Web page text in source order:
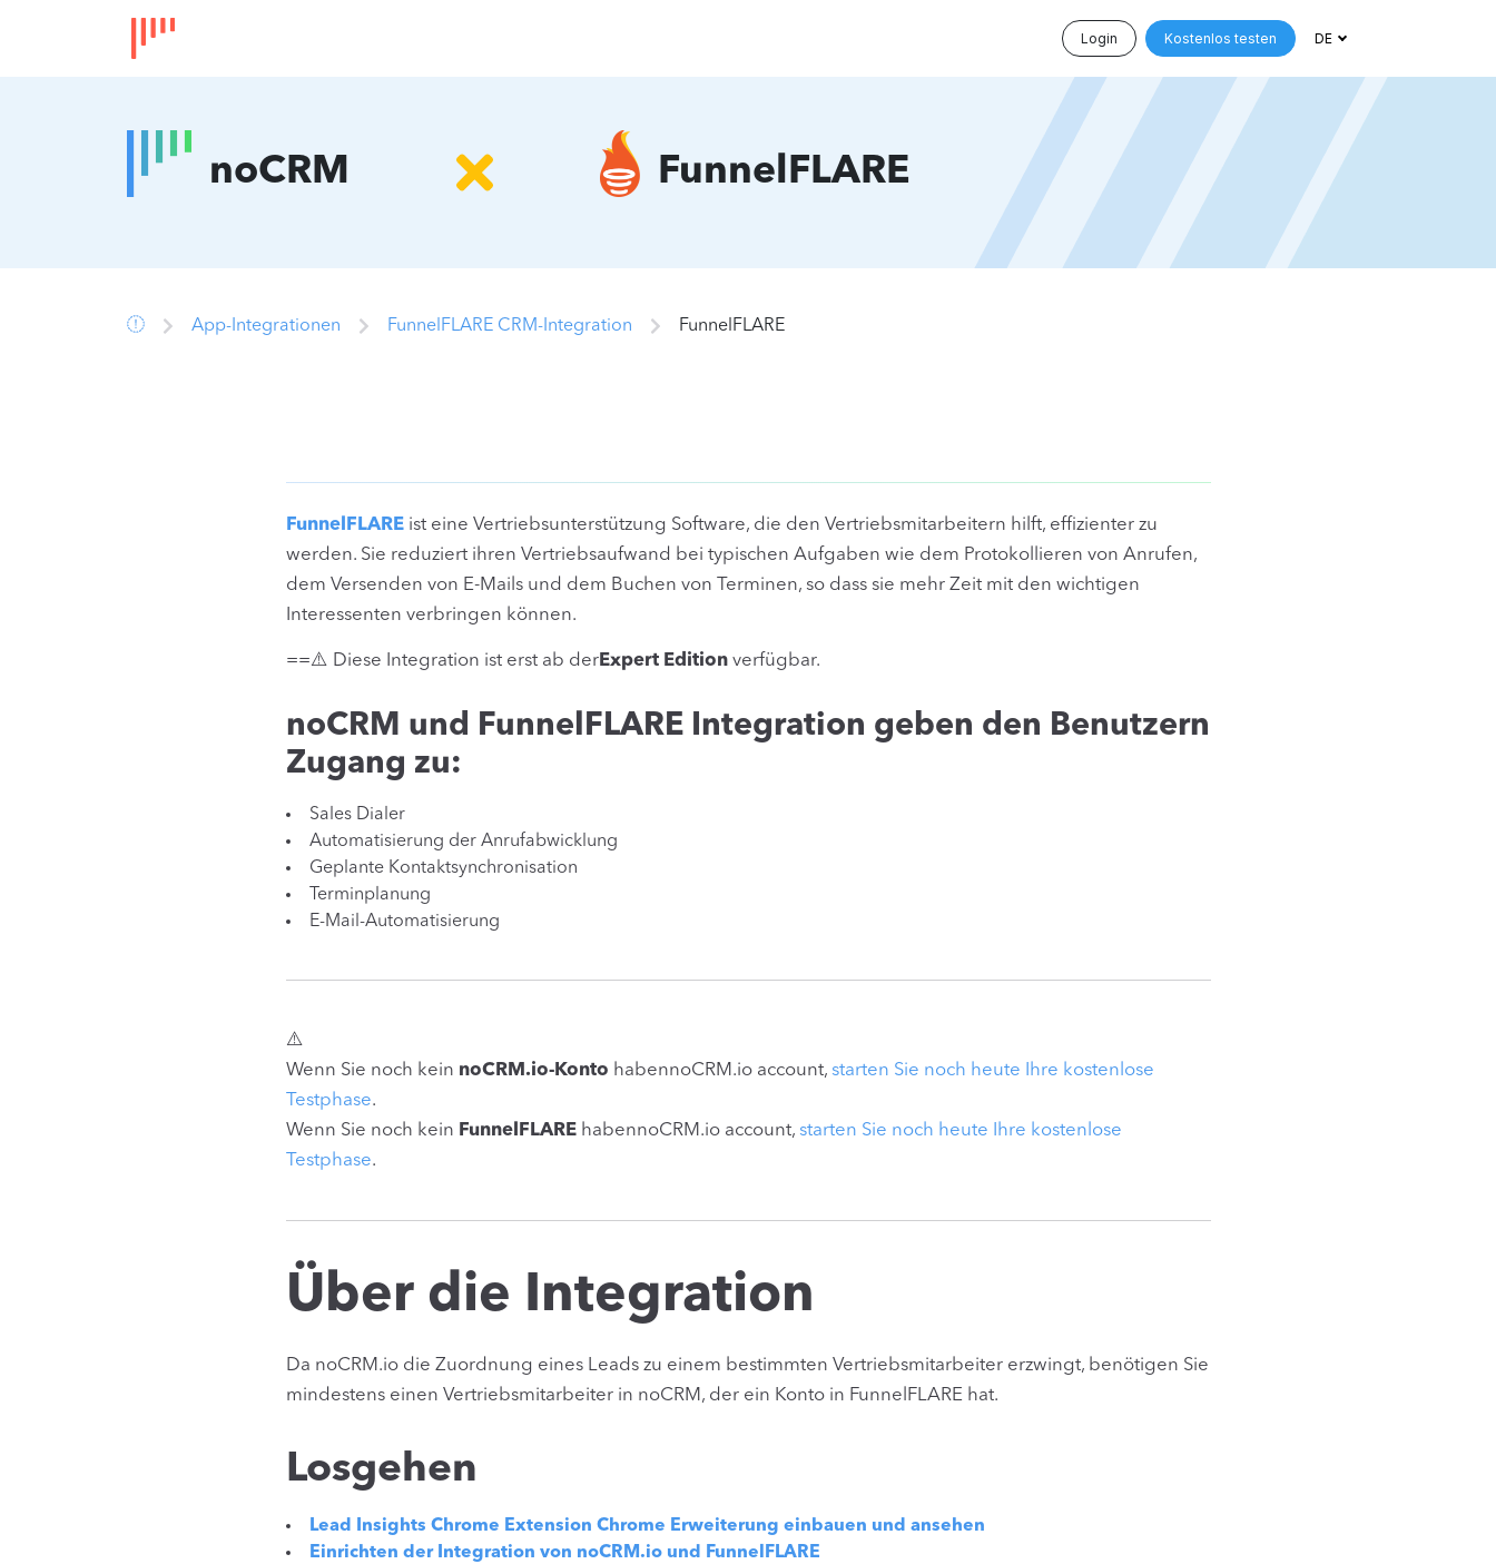
Login Kostenlos testen DE
noCRM FunnelFLARE
App-Integrationen FunnelFLARE CRM-Integration FunnelFLARE
FunnelFLAREist eine Vertriebsunterstützung Software, die den Vertriebsmitarbeitern hilft, effizienter zu
werden. Sie reduziert ihren Vertriebsaufwand bei typischen Aufgaben wie dem Protokollieren von Anrufen,
dem Versenden von E-Mails und dem Buchen von Terminen, so dass sie mehr Zeit mit den wichtigen
Interessenten verbringen können.
==⚠️ Diese Integration ist erst ab derExpert Editionverfügbar.
noCRM und FunnelFLARE Integration geben den Benutzern
Zugang zu:
Sales Dialer
Automatisierung der Anrufabwicklung
Geplante Kontaktsynchronisation
Terminplanung
E-Mail-Automatisierung
⚠️
Wenn Sie noch kein noCRM.io-Konto habennoCRM.io account, starten Sie noch heute Ihre kostenlose
Testphase.
Wenn Sie noch kein FunnelFLAREhabennoCRM.io account, starten Sie noch heute Ihre kostenlose
Testphase.
Über die Integration
Da noCRM.io die Zuordnung eines Leads zu einem bestimmten Vertriebsmitarbeiter erzwingt, benötigen Sie
mindestens einen Vertriebsmitarbeiter in noCRM, der ein Konto in FunnelFLARE hat.
Losgehen
Lead Insights Chrome Extension Chrome Erweiterung einbauen und ansehen
Einrichten der Integration von noCRM.io und FunnelFLARE